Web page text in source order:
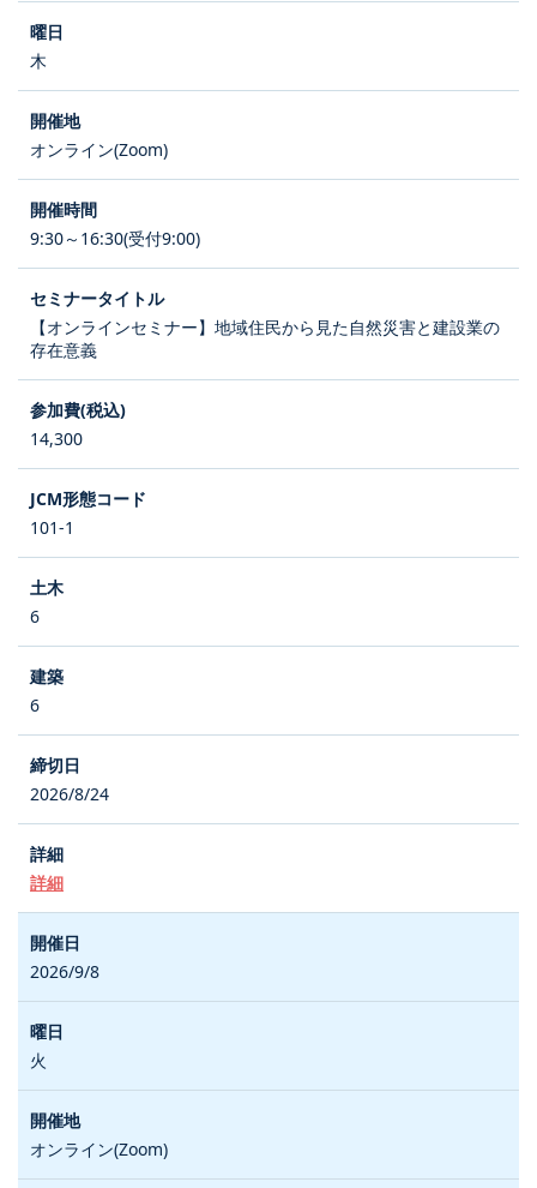
木
オンライン(Zoom)
9:30～16:30(受付9:00)
【オンラインセミナー】地域住民から見た自然災害と建設業の
存在意義
14,300
101-1
6
6
2026/8/24
詳細
2026/9/8
火
オンライン(Zoom)